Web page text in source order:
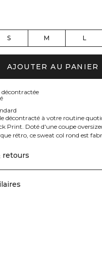
S M L
AJOUTER AU PANIER
décontracté à votre routine
Print. Doté d'une coupe
rétro, ce sweat col rond est
et ses poignets côtelés en font
retours